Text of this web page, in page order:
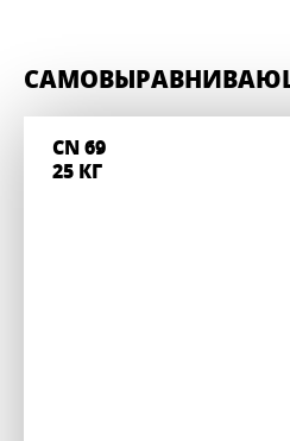
CN 69
25 КГ